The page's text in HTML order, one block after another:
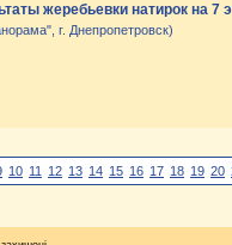
жеребьевки натирок на 7
г. Днепропетровск)
10 11 12 13 14 15 16 17 18 19 20